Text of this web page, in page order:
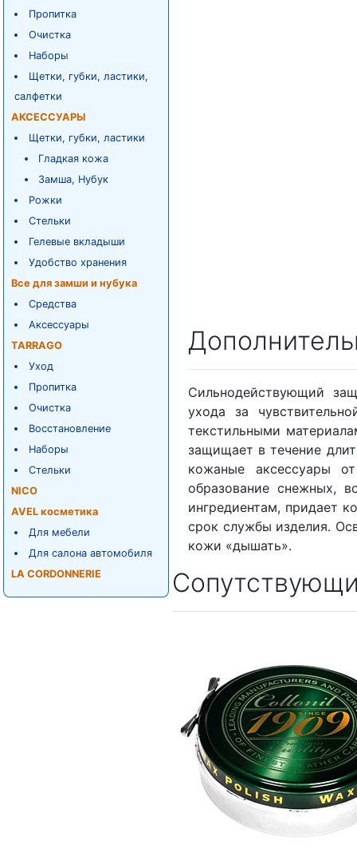
Пропитка
Очистка
Наборы
Щетки, губки, ластики,
салфетки
АКСЕССУАРЫ
Щетки, губки, ластики
Гладкая кожа
Замша, Нубук
Рожки
Стельки
Гелевые вкладыши
Удобство хранения
Все для замши и нубука
Средства
Аксессуары
TARRAGO
Уход
Пропитка
Очистка
Восстановление
Наборы
Стельки
NICO
AVEL косметика
Для мебели
Для салона автомобиля
LA CORDONNERIE
Сильнодействующий
ухода за
текстильными
защищает в течение
кожаные аксессуары
образование снежных,
ингредиентам, придает
срок службы изделия.
кожи «дышать».